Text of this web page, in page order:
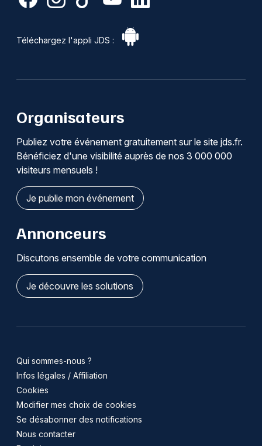
Téléchargez l'appli JDS :
Organisateurs
Publiez votre événement gratuitement sur le site jds.fr.
Bénéficiez d'une visibilité auprès de nos 3 000 000
visiteurs mensuels !
Je publie mon événement
Annonceurs
Discutons ensemble de votre communication
Je découvre les solutions
Qui sommes-nous ?
Infos légales / Affiliation
Cookies
Modifier mes choix de cookies
Se désabonner des notifications
Nous contacter